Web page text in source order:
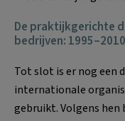
De praktijkgerichte
bedrijven: 1995–2010
Tot slot is er nog een
internationale
gebruikt. Volgens hen